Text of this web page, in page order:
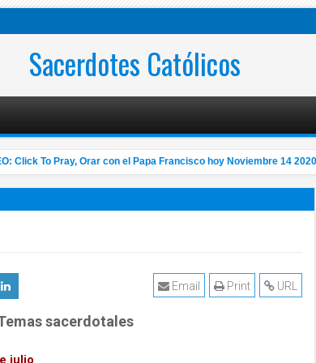
Sacerdotes Católicos
To Pray, Orar con el Papa Francisco hoy Noviembre 14 2020 -
URL
Print
Email
sacerdotales
julio